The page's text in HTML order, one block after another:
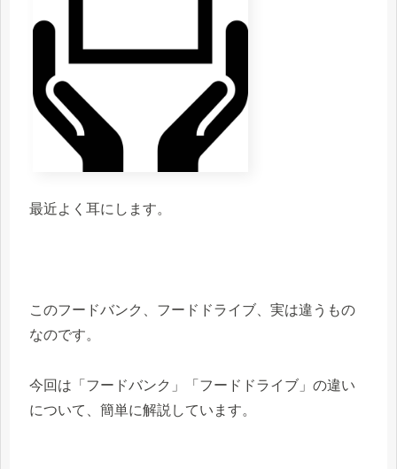
最近よく耳にします。
このフードバンク、フードドライブ、実は違うもの
なのです。
今回は「フードバンク」「フードドライブ」の違い
について、簡単に解説しています。